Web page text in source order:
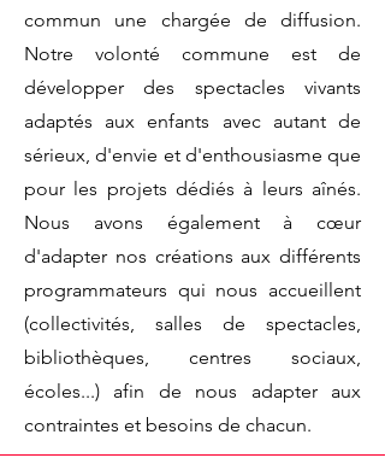
commun une chargée de diffusion.
Notre volonté commune est de
développer des spectacles vivants
adaptés aux enfants avec autant de
sérieux, d'envie et d'enthousiasme que
pour les projets dédiés à leurs aînés.
Nous avons également à cœur
d'adapter nos créations aux différents
programmateurs qui nous accueillent
(collectivités, salles de spectacles,
bibliothèques, centres sociaux,
écoles...) afin de nous adapter aux
contraintes et besoins de chacun.